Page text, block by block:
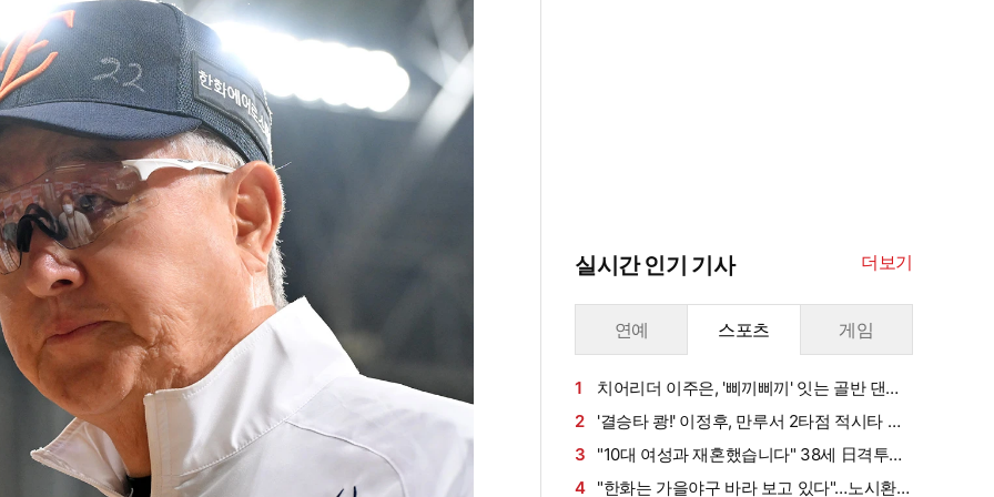
실시간 인기 기사 더보기
연예 스포츠 게임
1
치어리더 이주은, '삐끼삐끼' 잇는 골반 댄
스…섹시미 치사량
2
'결승타 쾅!' 이정후, 만루서 2타점 적시타 폭
발→6G 연속 안타 상승세…시즌 타율 0.303
3
"10대 여성과 재혼했습니다" 38세 日격투기
스타, 충격의 재혼 발표…2주 만에 동거→반 년
4 "한화는 가을야구 바라 보고 있다"…노시환의